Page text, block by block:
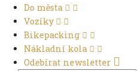
Do města
Vozíky
Bikepacking
Nákladní kola
Odebírat newsletter